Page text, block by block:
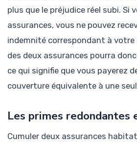
plus que le préjudice réel subi. Si
assurances, vous ne pouvez
indemnité correspondant à votre
des deux assurances pourra
ce qui signifie que vous payerez
couverture équivalente à une
Les primes redondantes
Cumuler deux assurances